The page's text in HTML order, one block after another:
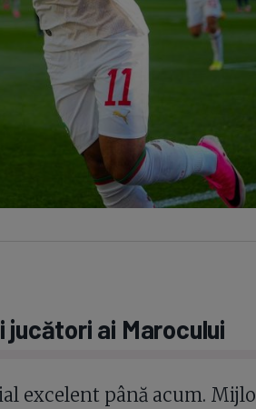
ai Marocului
excelent până acum.